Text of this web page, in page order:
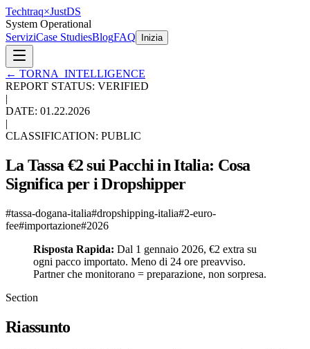
Techtraq×JustDS
System Operational
ServiziCase StudiesBlogFAQ Inizia
← TORNA_INTELLIGENCE
REPORT STATUS: VERIFIED
|
DATE: 01.22.2026
|
CLASSIFICATION: PUBLIC
La Tassa €2 sui Pacchi in Italia: Cosa
Significa per i Dropshipper
#tassa-dogana-italia#dropshipping-italia#2-euro-
fee#importazione#2026
Risposta Rapida: Dal 1 gennaio 2026, €2 extra su
ogni pacco importato. Meno di 24 ore preavviso.
Partner che monitorano = preparazione, non sorpresa.
Section
Riassunto